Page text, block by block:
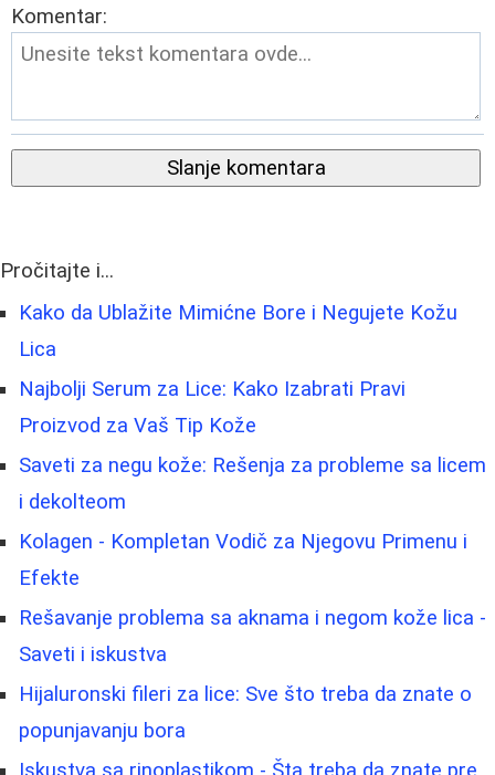
Komentar:
Slanje komentara
Pročitajte i...
Kako da Ublažite Mimićne Bore i Negujete Kožu
Lica
Najbolji Serum za Lice: Kako Izabrati Pravi
Proizvod za Vaš Tip Kože
Saveti za negu kože: Rešenja za probleme sa licem
i dekolteom
Kolagen - Kompletan Vodič za Njegovu Primenu i
Efekte
Rešavanje problema sa aknama i negom kože lica -
Saveti i iskustva
Hijaluronski fileri za lice: Sve što treba da znate o
popunjavanju bora